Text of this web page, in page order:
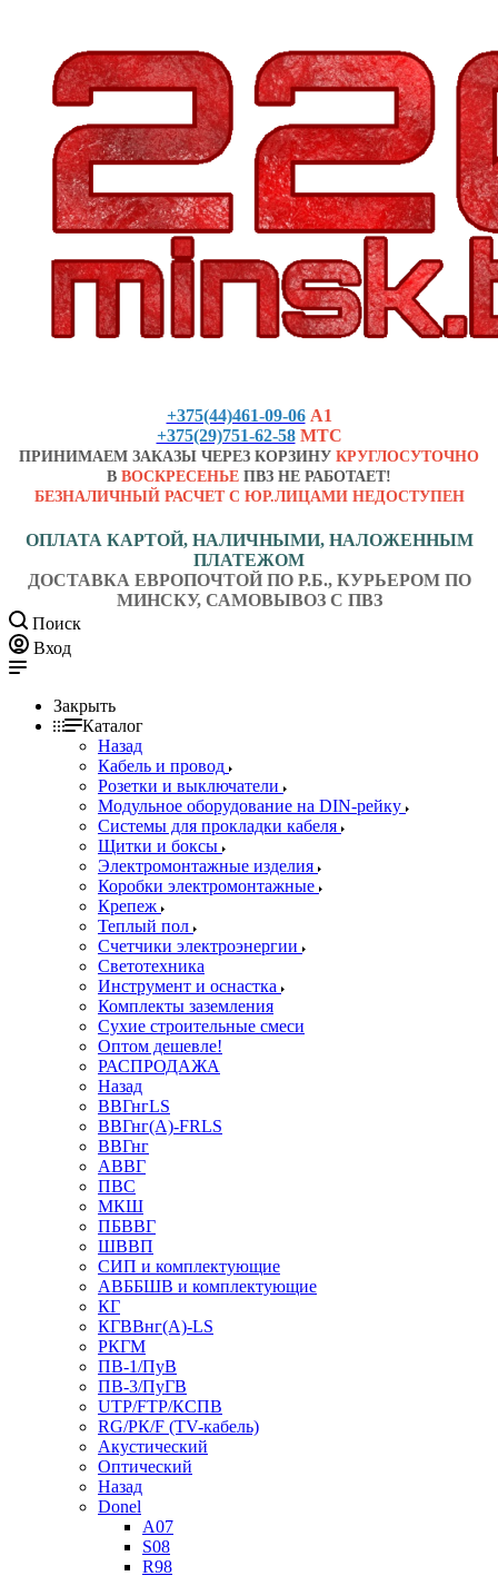
+375(44)461-09-06 А1
+375(29)751-62-58 МТС
ПРИНИМАЕМ ЗАКАЗЫ ЧЕРЕЗ КОРЗИНУ КРУГЛОСУТОЧНО
В ВОСКРЕСЕНЬЕ ПВЗ НЕ РАБОТАЕТ!
БЕЗНАЛИЧНЫЙ РАСЧЕТ С ЮР.ЛИЦАМИ НЕДОСТУПЕН
ОПЛАТА КАРТОЙ, НАЛИЧНЫМИ, НАЛОЖЕННЫМ
ПЛАТЕЖОМ
ДОСТАВКА ЕВРОПОЧТОЙ ПО Р.Б., КУРЬЕРОМ ПО
МИНСКУ, САМОВЫВОЗ С ПВЗ
Поиск
Вход
Закрыть
Каталог
Назад
Кабель и провод
Розетки и выключатели
Модульное оборудование на DIN-рейку
Системы для прокладки кабеля
Щитки и боксы
Электромонтажные изделия
Коробки электромонтажные
Крепеж
Теплый пол
Счетчики электроэнергии
Светотехника
Инструмент и оснастка
Комплекты заземления
Сухие строительные смеси
Оптом дешевле!
РАСПРОДАЖА
Назад
ВВГнгLS
ВВГнг(А)-FRLS
ВВГнг
АВВГ
ПВС
МКШ
ПБВВГ
ШВВП
СИП и комплектующие
АВББШВ и комплектующие
КГ
КГВВнг(А)-LS
РКГМ
ПВ-1/ПуВ
ПВ-3/ПуГВ
UTP/FTP/КСПВ
RG/РК/F (TV-кабель)
Акустический
Оптический
Назад
Donel
A07
S08
R98